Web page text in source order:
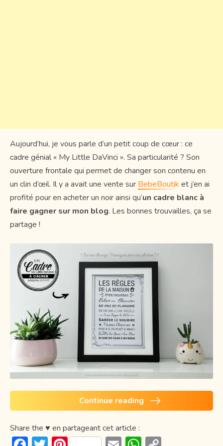
Aujourd’hui, je vous parle d’un petit coup de cœur : ce
cadre génial « My Little DaVinci ». Sa particularité ? Son
ouverture frontale qui permet de changer son contenu en
un clin d’œil. Il y a avait une vente sur BebeBoutik et j’en ai
profité pour en acheter un noir ainsi qu’un cadre blanc à
faire gagner sur mon blog. Les bonnes trouvailles, ça se
partage !
Continue reading
Share the ♥ en partageant cet article :